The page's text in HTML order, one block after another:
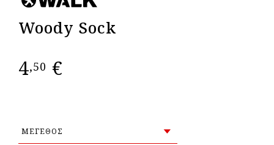
Woody Sock
4,50 €